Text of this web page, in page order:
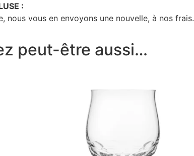
:
nous vous en envoyons une nouvelle, à nos frais.
peut-être aussi…